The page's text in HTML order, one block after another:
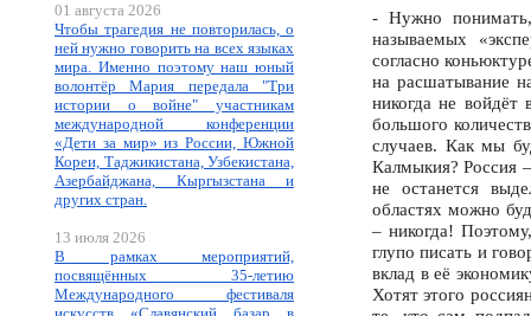
01 августа 2026
Чтобы трагедия не повторилась, о
ней нужно говорить на всех языках
мира. Именно поэтому наш юный
волонтёр Мария передала "Три
истории о войне" участникам
международной конференции
«Дети за мир» из России, Южной
Кореи, Таджикистана, Узбекистана,
Азербайджана, Кыргызстана и
других стран.
13 июля 2026
В рамках мероприятий,
посвящённых 35-летию
Международного фестиваля
- Нужно
называемых
согласно
на расшатывание
никогда не
большого
случаев. Как мы
Калмыкия? Россия
не останется
областях можно
– никогда!
глупо писать и
вклад в её
Хотят этого